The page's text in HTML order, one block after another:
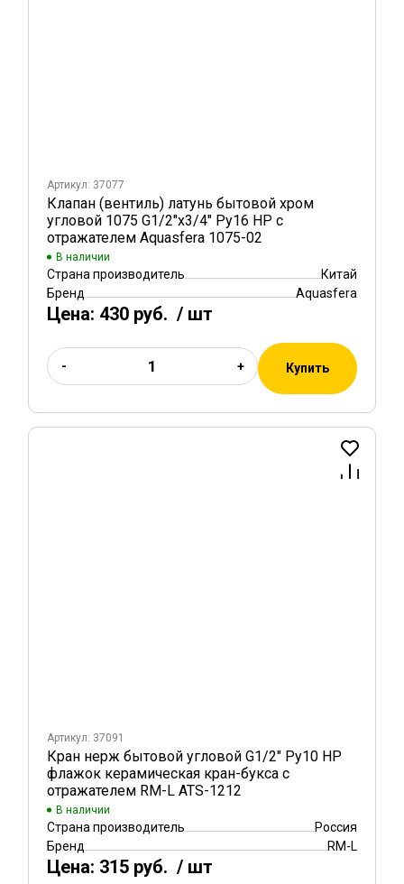
Артикул: 37077
Клапан (вентиль) латунь бытовой хром
угловой 1075 G1/2"х3/4" Ру16 НР с
отражателем Aquasfera 1075-02
В наличии
Страна производитель
Китай
Бренд
Aquasfera
Цена: 430 руб. / шт
- + Купить
Артикул: 37091
Кран нерж бытовой угловой G1/2" Ру10 НР
флажок керамическая кран-букса с
отражателем RM-L ATS-1212
В наличии
Страна производитель
Россия
Бренд
RM-L
Цена: 315 руб. / шт